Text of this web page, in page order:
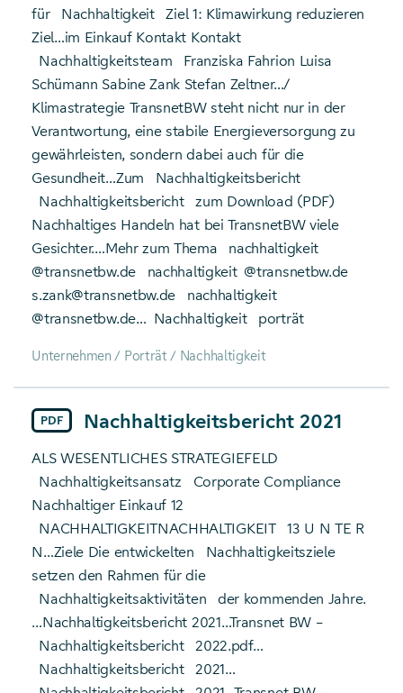
für
Nachhaltigkeit
Ziel 1: Klimawirkung reduzieren
Ziel…im Einkauf Kontakt Kontakt
Nachhaltigkeits­team
Franziska Fahrion Luisa
Schümann Sabine Zank Stefan Zeltner…/
Klimastrategie TransnetBW steht nicht nur in der
Verantwortung, eine stabile Energie­versorgung zu
gewähr­leisten, sondern dabei auch für die
Gesundheit…Zum
Nachhaltigkeitsbericht
Nachhaltigkeitsbericht
zum Download (PDF)
Nachhaltiges Handeln hat bei TransnetBW viele
Gesichter.…Mehr zum Thema
nachhaltigkeit
@transnetbw.de
nachhaltigkeit @transnetbw.de
s.zank@transnetbw.de
nachhaltigkeit
@transnetbw.de… Nachhaltigkeit porträt
Unternehmen / Porträt / Nachhaltigkeit
PDF Nachhaltigkeitsbericht 2021
ALS WESENTLICHES STRATEGIEFELD
Nachhaltigkeitsansatz
Corporate Compliance
Nachhaltiger Einkauf 12
NACHHALTIGKEITNACHHALTIGKEIT
13 U N TE R
N…Ziele Die entwickelten
Nachhaltigkeitsziele
setzen den Rahmen für die
Nachhaltigkeitsaktivitäten
der kommenden Jahre.
…Nachhaltigkeitsbericht 2021…Transnet BW –
Nachhaltigkeitsbericht
2022.pdf…
Nachhaltigkeitsbericht
2021…